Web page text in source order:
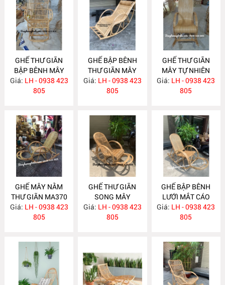
GHẾ THƯ GIÃN
BẬP BÊNH MÂY
TRE ĐAN MA401
Giá: LH - 0938 423
805
GHẾ BẬP BÊNH
THƯ GIÃN MÂY
TRE ĐAN MA384
Giá: LH - 0938 423
805
GHẾ THƯ GIÃN
MÂY TỰ NHIÊN
MA383
Giá: LH - 0938 423
805
GHẾ MÂY NẰM
THƯ GIÃN MA370
Giá: LH - 0938 423
805
GHẾ THƯ GIÃN
SONG MÂY
MA365
Giá: LH - 0938 423
805
GHẾ BẬP BÊNH
LƯỚI MẮT CÁO
MA363
Giá: LH - 0938 423
805